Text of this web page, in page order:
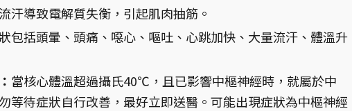
汗導致電解質失衡，引起肌肉抽筋。
包括頭暈、頭痛、噁心、嘔吐、心跳加快、大量流汗、體溫升
當核心體溫超過攝氏40℃，且已影響中樞神經時，就屬於中
等待症狀自行改善，最好立即送醫。可能出現症狀為中樞神經